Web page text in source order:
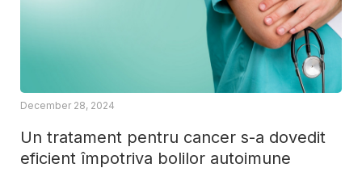
Un tratament pentru cancer s-a dovedit
eficient împotriva bolilor autoimune
December 28, 2024